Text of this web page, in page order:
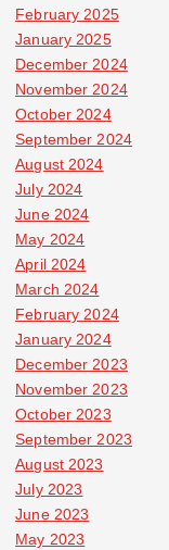
February 2025
January 2025
December 2024
November 2024
October 2024
September 2024
August 2024
July 2024
June 2024
May 2024
April 2024
March 2024
February 2024
January 2024
December 2023
November 2023
October 2023
September 2023
August 2023
July 2023
June 2023
May 2023